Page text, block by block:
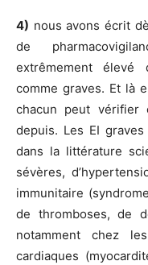
4) nous avons écrit
de
extrêmement élevé
comme graves. Et là
chacun peut vérifier
depuis. Les EI
dans la littérature
sévères,
immunitaire
de thromboses, de
notamment chez
cardiaques